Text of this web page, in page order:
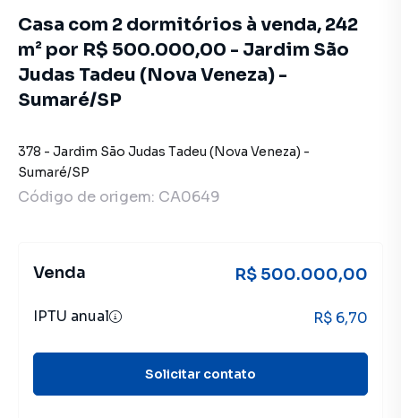
Casa com 2 dormitórios à venda, 242
m² por R$ 500.000,00 - Jardim São
Judas Tadeu (Nova Veneza) -
Sumaré/SP
378 - Jardim São Judas Tadeu (Nova Veneza) -
Sumaré/SP
Código de origem: CA0649
Venda R$ 500.000,00
IPTU anual R$ 6,70
Solicitar contato